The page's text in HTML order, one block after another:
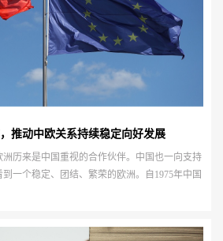
推动中欧关系持续稳定向好发展
洲历来是中国重视的合作伙伴。中国也一向支持
一个稳定、团结、繁荣的欧洲。自1975年中国
的发展历程虽然曲折、复杂，但总体上还是不
和摩擦的一面也明显增多了。【关键词】中欧